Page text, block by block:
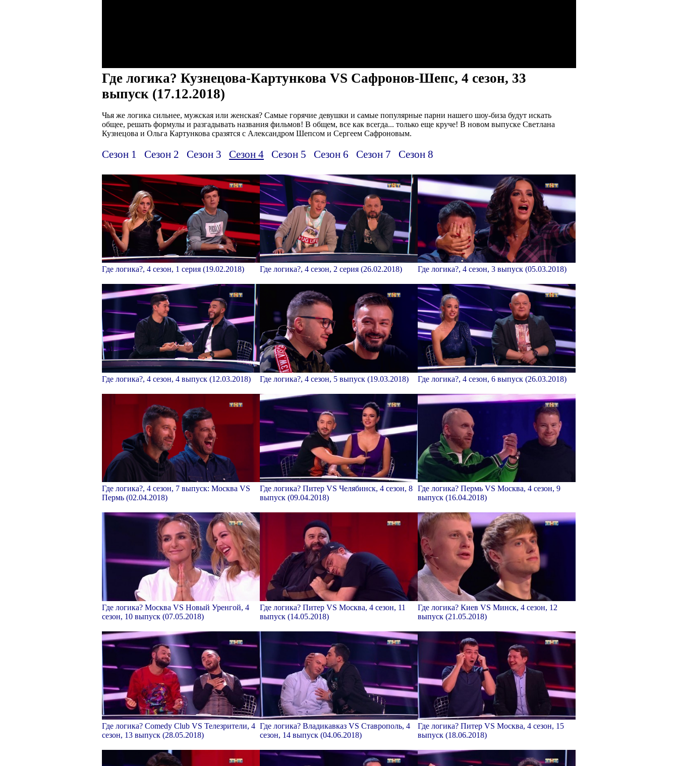
Где логика? Кузнецова-Картункова VS Сафронов-Шепс, 4 сезон, 33
выпуск (17.12.2018)
Чья же логика сильнее, мужская или женская? Самые горячие девушки и самые популярные парни нашего шоу-биза будут искать
общее, решать формулы и разгадывать названия фильмов! В общем, все как всегда... только еще круче! В новом выпуске Светлана
Кузнецова и Ольга Картункова сразятся с Александром Шепсом и Сергеем Сафроновым.
Сезон 1 Сезон 2 Сезон 3 Сезон 4 Сезон 5 Сезон 6 Сезон 7 Сезон 8
Где логика?, 4 сезон, 1 серия (19.02.2018) Где логика?, 4 сезон, 2 серия (26.02.2018) Где логика?, 4 сезон, 3 выпуск (05.03.2018)
Где логика?, 4 сезон, 4 выпуск (12.03.2018) Где логика?, 4 сезон, 5 выпуск (19.03.2018) Где логика?, 4 сезон, 6 выпуск (26.03.2018)
Где логика?, 4 сезон, 7 выпуск: Москва VS
Пермь (02.04.2018)
Где логика? Питер VS Челябинск, 4 сезон, 8
выпуск (09.04.2018)
Где логика? Пермь VS Москва, 4 сезон, 9
выпуск (16.04.2018)
Где логика? Москва VS Новый Уренгой, 4
сезон, 10 выпуск (07.05.2018)
Где логика? Питер VS Москва, 4 сезон, 11
выпуск (14.05.2018)
Где логика? Киев VS Минск, 4 сезон, 12
выпуск (21.05.2018)
Где логика? Comedy Club VS Телезрители, 4
сезон, 13 выпуск (28.05.2018)
Где логика? Владикавказ VS Ставрополь, 4
сезон, 14 выпуск (04.06.2018)
Где логика? Питер VS Москва, 4 сезон, 15
выпуск (18.06.2018)